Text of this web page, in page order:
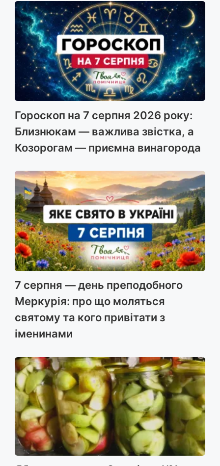
Гороскоп на 7 серпня 2026 року:
Близнюкам — важлива звістка, а
Козорогам — приємна винагорода
7 серпня — день преподобного
Меркурія: про що моляться
святому та кого привітати з
іменинами